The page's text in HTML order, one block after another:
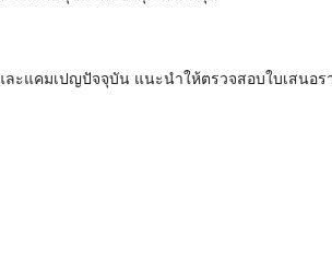
ะแคมเปญปัจจุบัน แนะนำให้ตรวจสอบใบเสนอร